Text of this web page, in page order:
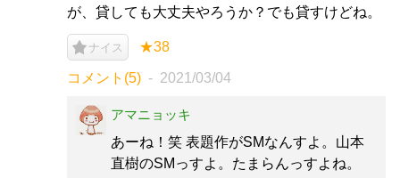
が、貸しても大丈夫やろうか？でも貸すけどね。
ナイス ★38
コメント(5) 2021/03/04
アマニョッキ
あーね！笑 表題作がSMなんすよ。山本
直樹のSMっすよ。たまらんっすよね。